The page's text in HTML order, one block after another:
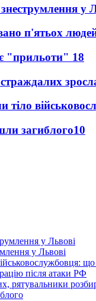
у
п'ятьох
"прильоти" 18
загиблого10
у Львові
що
після атаки РФ
рятувальники